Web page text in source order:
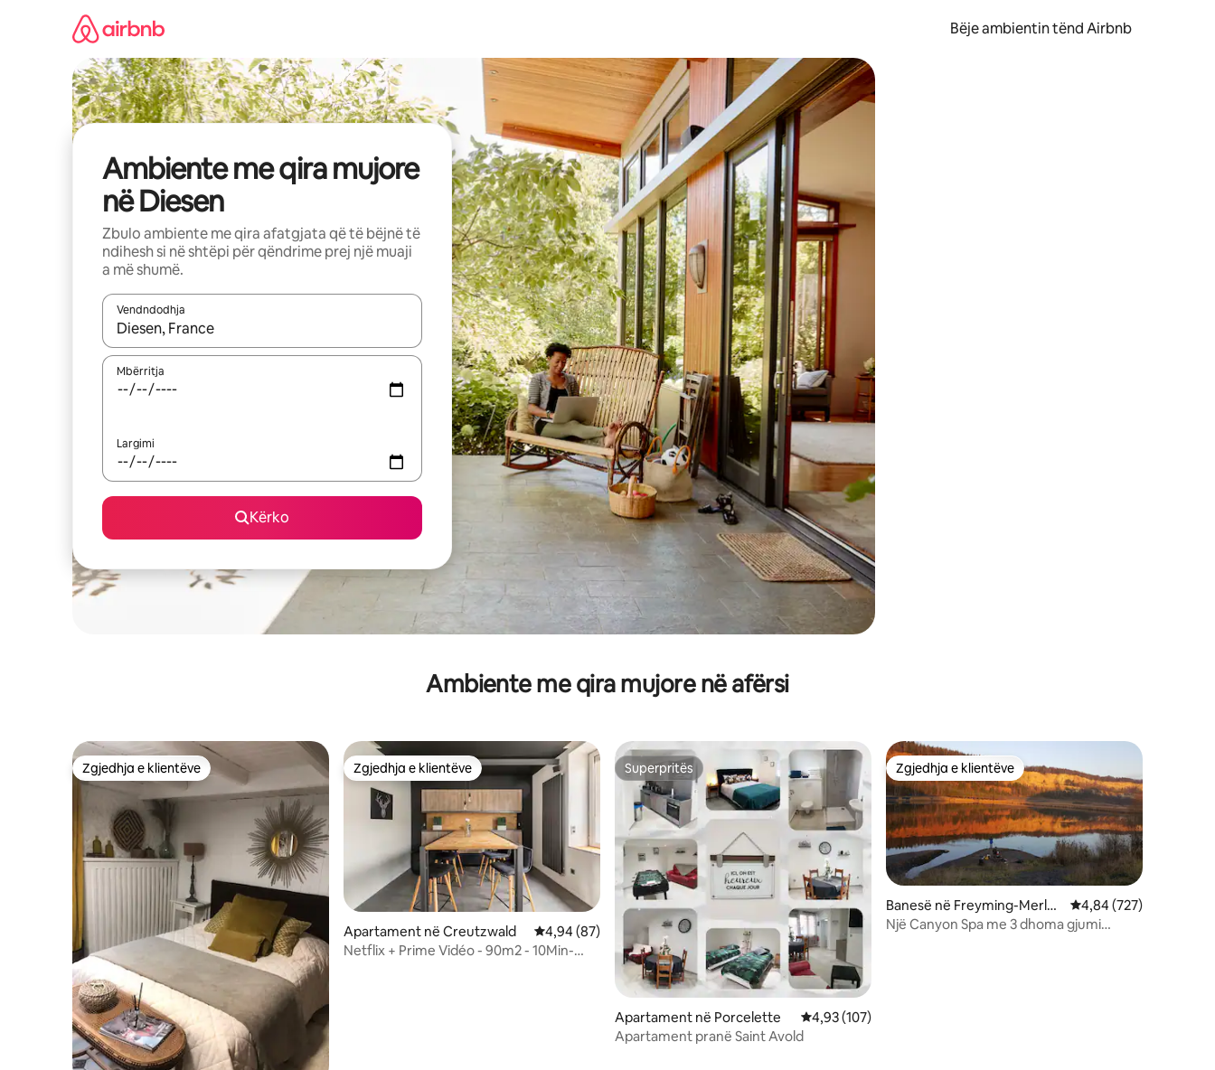
Bëje ambientin tënd Airbnb
Ambiente me qira mujore
në Diesen
Zbulo ambiente me qira afatgjata që të bëjnë të
ndihesh si në shtëpi për qëndrime prej një muaji
a më shumë.
Vendndodhja
Kur rezultatet të jenë të disponueshme, lëviz me butonat e shigjetave lart e poshtë ose eksploro duke prekur ose duke lëvizur ekranin.
Mbërritja
Largimi
Kërko
Ambiente me qira mujore në afërsi
Zgjedhja e klientëve
Zgjedhja e klientëve Zgjedhja e klientëve
Zgjedhja e klientëve
Apartament në Creutzwald Vlerësimi mesatar 4,94 nga 5, 87 vlerësime
4,94 (87)
Netflix + Prime Vidéo - 90m2 - 10Min-
Superpritës
Superpritës
Apartament në Porcelette Vlerësimi mesatar 4,93 nga 5, 107 vlerësime
4,93 (107)
Apartament pranë Saint Avold
Zgjedhja e klientëve
Zgjedhja e klientëve
Banesë në Freyming-Merleb
ach
Vlerësimi mesatar
4,84 (727)
Një Canyon Spa me 3 dhoma gjumi